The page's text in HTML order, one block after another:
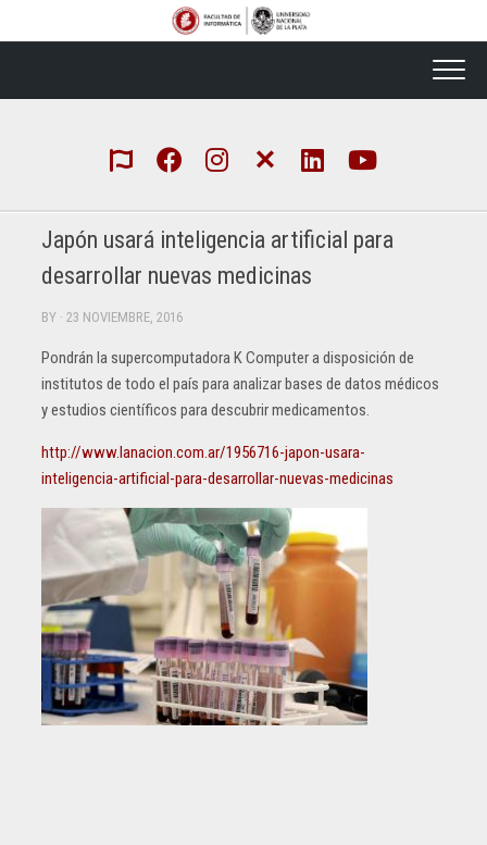
Japón usará inteligencia artificial para
desarrollar nuevas medicinas
BY · 23 NOVIEMBRE, 2016
Pondrán la supercomputadora K Computer a disposición de
institutos de todo el país para analizar bases de datos médicos
y estudios científicos para descubrir medicamentos.
http://www.lanacion.com.ar/1956716-japon-usara-
inteligencia-artificial-para-desarrollar-nuevas-medicinas